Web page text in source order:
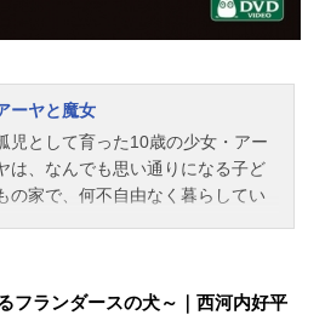
ーヤと魔女
児として育った10歳の少女・アー
は、なんでも思い通りになる子ど
の家で、何不自由なく暮らしてい
怪しげな二人組。アーヤは、彼ら
フランダースの犬～｜西河内好平